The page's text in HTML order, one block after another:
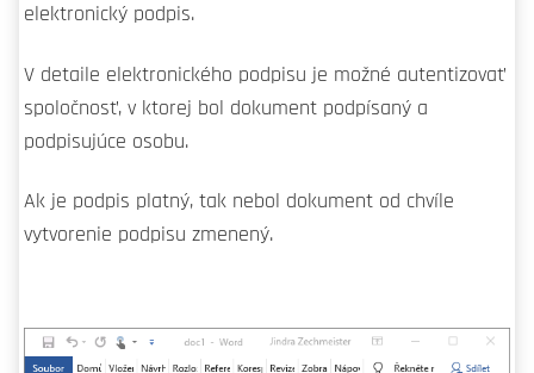
elektronický podpis.
V detaile elektronického podpisu je možné autentizovať
spoločnosť, v ktorej bol dokument podpísaný a
podpisujúce osobu.
Ak je podpis platný, tak nebol dokument od chvíle
vytvorenie podpisu zmenený.